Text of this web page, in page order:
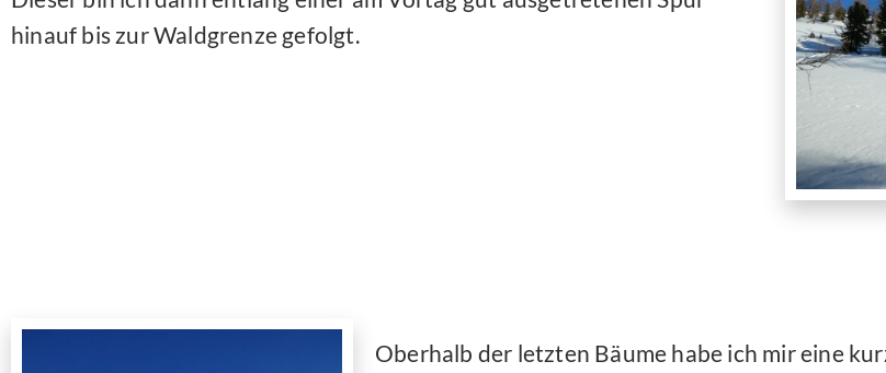
hinauf bis zur Waldgrenze gefolgt.
Oberhalb der letzten Bäume habe ich mir eine